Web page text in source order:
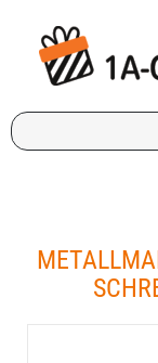
Ich
suche